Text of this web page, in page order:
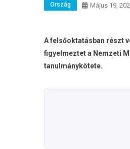
Ország Május 19,
A felsőoktatásban részt
figyelmeztet a Nemzeti
tanulmánykötete.